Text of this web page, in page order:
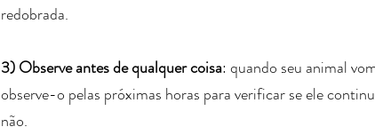
redobrada.
3) Observe antes de qualquer coisa: quando seu animal
observe-o pelas próximas horas para verificar se ele
não.